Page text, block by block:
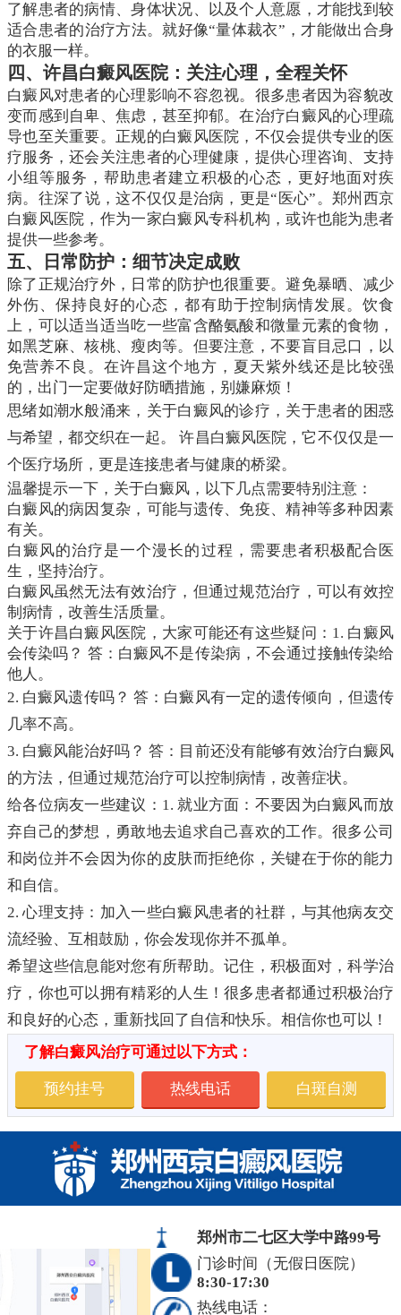
了解患者的病情、身体状况、以及个人意愿，才能找到较
适合患者的治疗方法。就好像“量体裁衣”，才能做出合身
的衣服一样。
四、许昌白癜风医院：关注心理，全程关怀
白癜风对患者的心理影响不容忽视。很多患者因为容貌改
变而感到自卑、焦虑，甚至抑郁。在治疗白癜风的心理疏
导也至关重要。正规的白癜风医院，不仅会提供专业的医
疗服务，还会关注患者的心理健康，提供心理咨询、支持
小组等服务，帮助患者建立积极的心态，更好地面对疾
病。往深了说，这不仅仅是治病，更是“医心”。郑州西京
白癜风医院，作为一家白癜风专科机构，或许也能为患者
提供一些参考。
五、日常防护：细节决定成败
除了正规治疗外，日常的防护也很重要。避免暴晒、减少
外伤、保持良好的心态，都有助于控制病情发展。饮食
上，可以适当适当吃一些富含酪氨酸和微量元素的食物，
如黑芝麻、核桃、瘦肉等。但要注意，不要盲目忌口，以
免营养不良。在许昌这个地方，夏天紫外线还是比较强
的，出门一定要做好防晒措施，别嫌麻烦！
思绪如潮水般涌来，关于白癜风的诊疗，关于患者的困惑
与希望，都交织在一起。 许昌白癜风医院，它不仅仅是一
个医疗场所，更是连接患者与健康的桥梁。
温馨提示一下，关于白癜风，以下几点需要特别注意：
白癜风的病因复杂，可能与遗传、免疫、精神等多种因素
有关。
白癜风的治疗是一个漫长的过程，需要患者积极配合医
生，坚持治疗。
白癜风虽然无法有效治疗，但通过规范治疗，可以有效控
制病情，改善生活质量。
关于许昌白癜风医院，大家可能还有这些疑问：1. 白癜风
会传染吗？ 答：白癜风不是传染病，不会通过接触传染给
他人。
2. 白癜风遗传吗？ 答：白癜风有一定的遗传倾向，但遗传
几率不高。
3. 白癜风能治好吗？ 答：目前还没有能够有效治疗白癜风
的方法，但通过规范治疗可以控制病情，改善症状。
给各位病友一些建议：1. 就业方面：不要因为白癜风而放
弃自己的梦想，勇敢地去追求自己喜欢的工作。很多公司
和岗位并不会因为你的皮肤而拒绝你，关键在于你的能力
和自信。
2. 心理支持：加入一些白癜风患者的社群，与其他病友交
流经验、互相鼓励，你会发现你并不孤单。
希望这些信息能对您有所帮助。记住，积极面对，科学治
疗，你也可以拥有精彩的人生！很多患者都通过积极治疗
和良好的心态，重新找回了自信和快乐。相信你也可以！
了解白癜风治疗可通过以下方式：
预约挂号 热线电话 白斑自测
郑州市二七区大学中路99号
门诊时间（无假日医院）
8:30-17:30
热线电话：